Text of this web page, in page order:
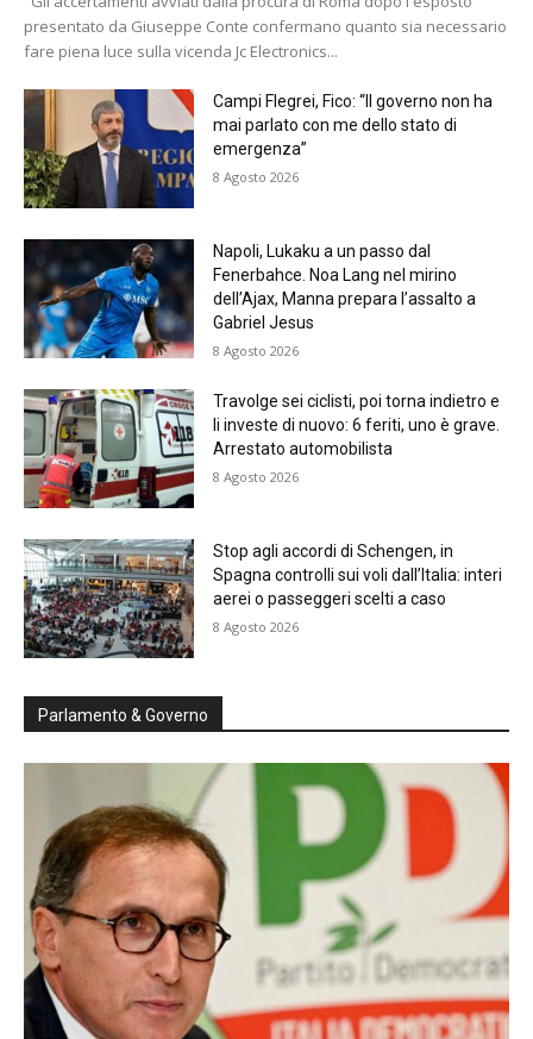
presentato da Giuseppe Conte confermano quanto sia necessario
fare piena luce sulla vicenda Jc Electronics...
Campi Flegrei, Fico: “Il governo non ha
mai parlato con me dello stato di
emergenza”
8 Agosto 2026
Napoli, Lukaku a un passo dal
Fenerbahce. Noa Lang nel mirino
dell’Ajax, Manna prepara l’assalto a
Gabriel Jesus
8 Agosto 2026
Travolge sei ciclisti, poi torna indietro e
li investe di nuovo: 6 feriti, uno è grave.
Arrestato automobilista
8 Agosto 2026
Stop agli accordi di Schengen, in
Spagna controlli sui voli dall’Italia: interi
aerei o passeggeri scelti a caso
8 Agosto 2026
Parlamento & Governo